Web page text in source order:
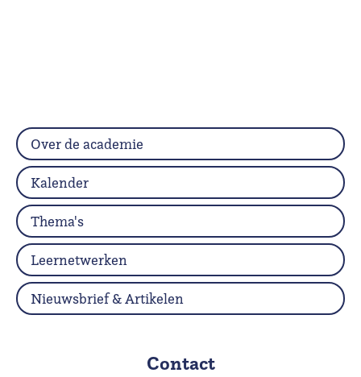
Over de academie
Kalender
Thema's
Leernetwerken
Nieuwsbrief & Artikelen
Contact